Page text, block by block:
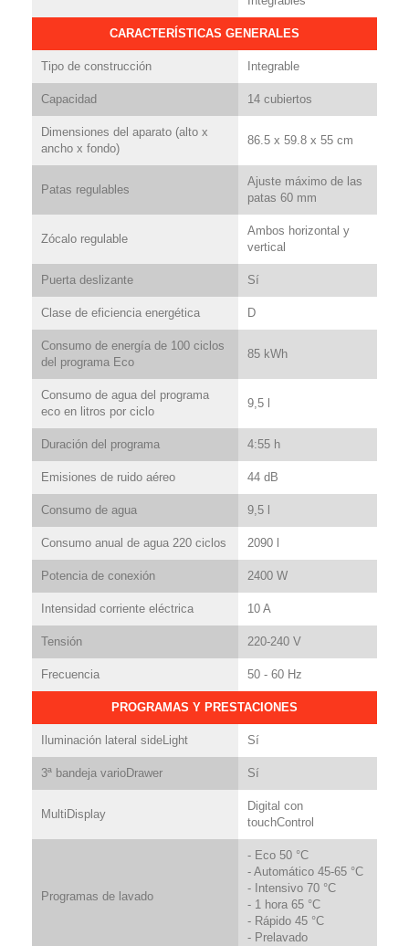
CARACTERÍSTICAS GENERALES
Tipo de construcción Integrable
Capacidad 14 cubiertos
Dimensiones del aparato (alto x
ancho x fondo)
86.5 x 59.8 x 55 cm
Patas regulables
Ajuste máximo de las
patas 60 mm
Zócalo regulable
Ambos horizontal y
vertical
Puerta deslizante Sí
Clase de eficiencia energética D
Consumo de energía de 100 ciclos
del programa Eco
85 kWh
Consumo de agua del programa
eco en litros por ciclo
9,5 l
Duración del programa 4:55 h
Emisiones de ruido aéreo 44 dB
Consumo de agua 9,5 l
Consumo anual de agua 220 ciclos 2090 l
Potencia de conexión 2400 W
Intensidad corriente eléctrica 10 A
Tensión 220-240 V
Frecuencia 50 - 60 Hz
PROGRAMAS Y PRESTACIONES
Iluminación lateral sideLight Sí
3ª bandeja varioDrawer Sí
MultiDisplay
Digital con
touchControl
Programas de lavado
- Eco 50 °C
- Automático 45-65 °C
- Intensivo 70 °C
- 1 hora 65 °C
- Rápido 45 °C
- Prelavado